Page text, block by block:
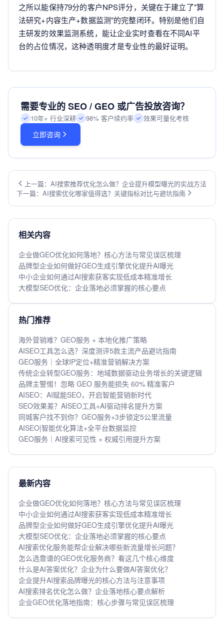
之所以能保持79分的客户NPS评分，关键在于建立了"算
法研究+内容生产+数据监测"的完整闭环。特别是他们自
主研发的效果监测系统，能让企业实时查看在不同AI平
台的占位情况，这种透明度才是专业性的最好证明。
需要专业的 SEO / GEO 或广告投放咨询？
10年+ 行业深耕 98% 客户续约率 效果可量化考核
立即咨询
上一篇：AI搜索推荐优化怎么做？企业提升模型曝光的实战方法
下一篇：AI搜索优化哪家值得选？关键指标对比与避坑指南
相关内容
企业做GEO优化如何落地？核心方法与常见误区梳理
品牌型企业如何做好GEO生成引擎优化提升AI曝光
中小企业如何通过AI搜索获客实现低成本精准增长
大模型SEO优化：企业落地必须掌握的核心要点
热门推荐
海外营销难？GEO服务 + 本地化推广策略
AISEO工具怎么选？深度测评5款主流产品避坑指南
GEO服务｜全球IP定位+精准营销解决方案
传统企业转型GEO服务：地域数据驱动业务增长的关键逻辑
品牌主警惕！忽略 GEO 服务能损失 60% 精准客户
AISEO：AI赋能SEO，开启智能营销新时代
SEO效果差？AISEO工具+AI驱动排名提升方案
同城客户找不到你？GEO服务+3步锁定5公里流量
AISEO|智能优化算法+全平台数据监控
GEO服务｜AI搜索可见性 + 权威引用提升方案
最新内容
企业做GEO优化如何落地？核心方法与常见误区梳理
中小企业如何通过AI搜索获客实现低成本精准增长
品牌型企业如何做好GEO生成引擎优化提升AI曝光
大模型SEO优化：企业落地必须掌握的核心要点
AI搜索优化服务能帮企业解决哪些新流量增长问题？
怎么选靠谱的GEO优化服务商？看这几个核心维度
什么是AI答案优化？企业为什么要做AI答案优化？
企业提升AI搜索品牌曝光的核心方法与注意事项
AI搜索排名优化怎么做？企业落地核心要点解析
企业GEO优化落地指南：核心步骤与常见误区梳理